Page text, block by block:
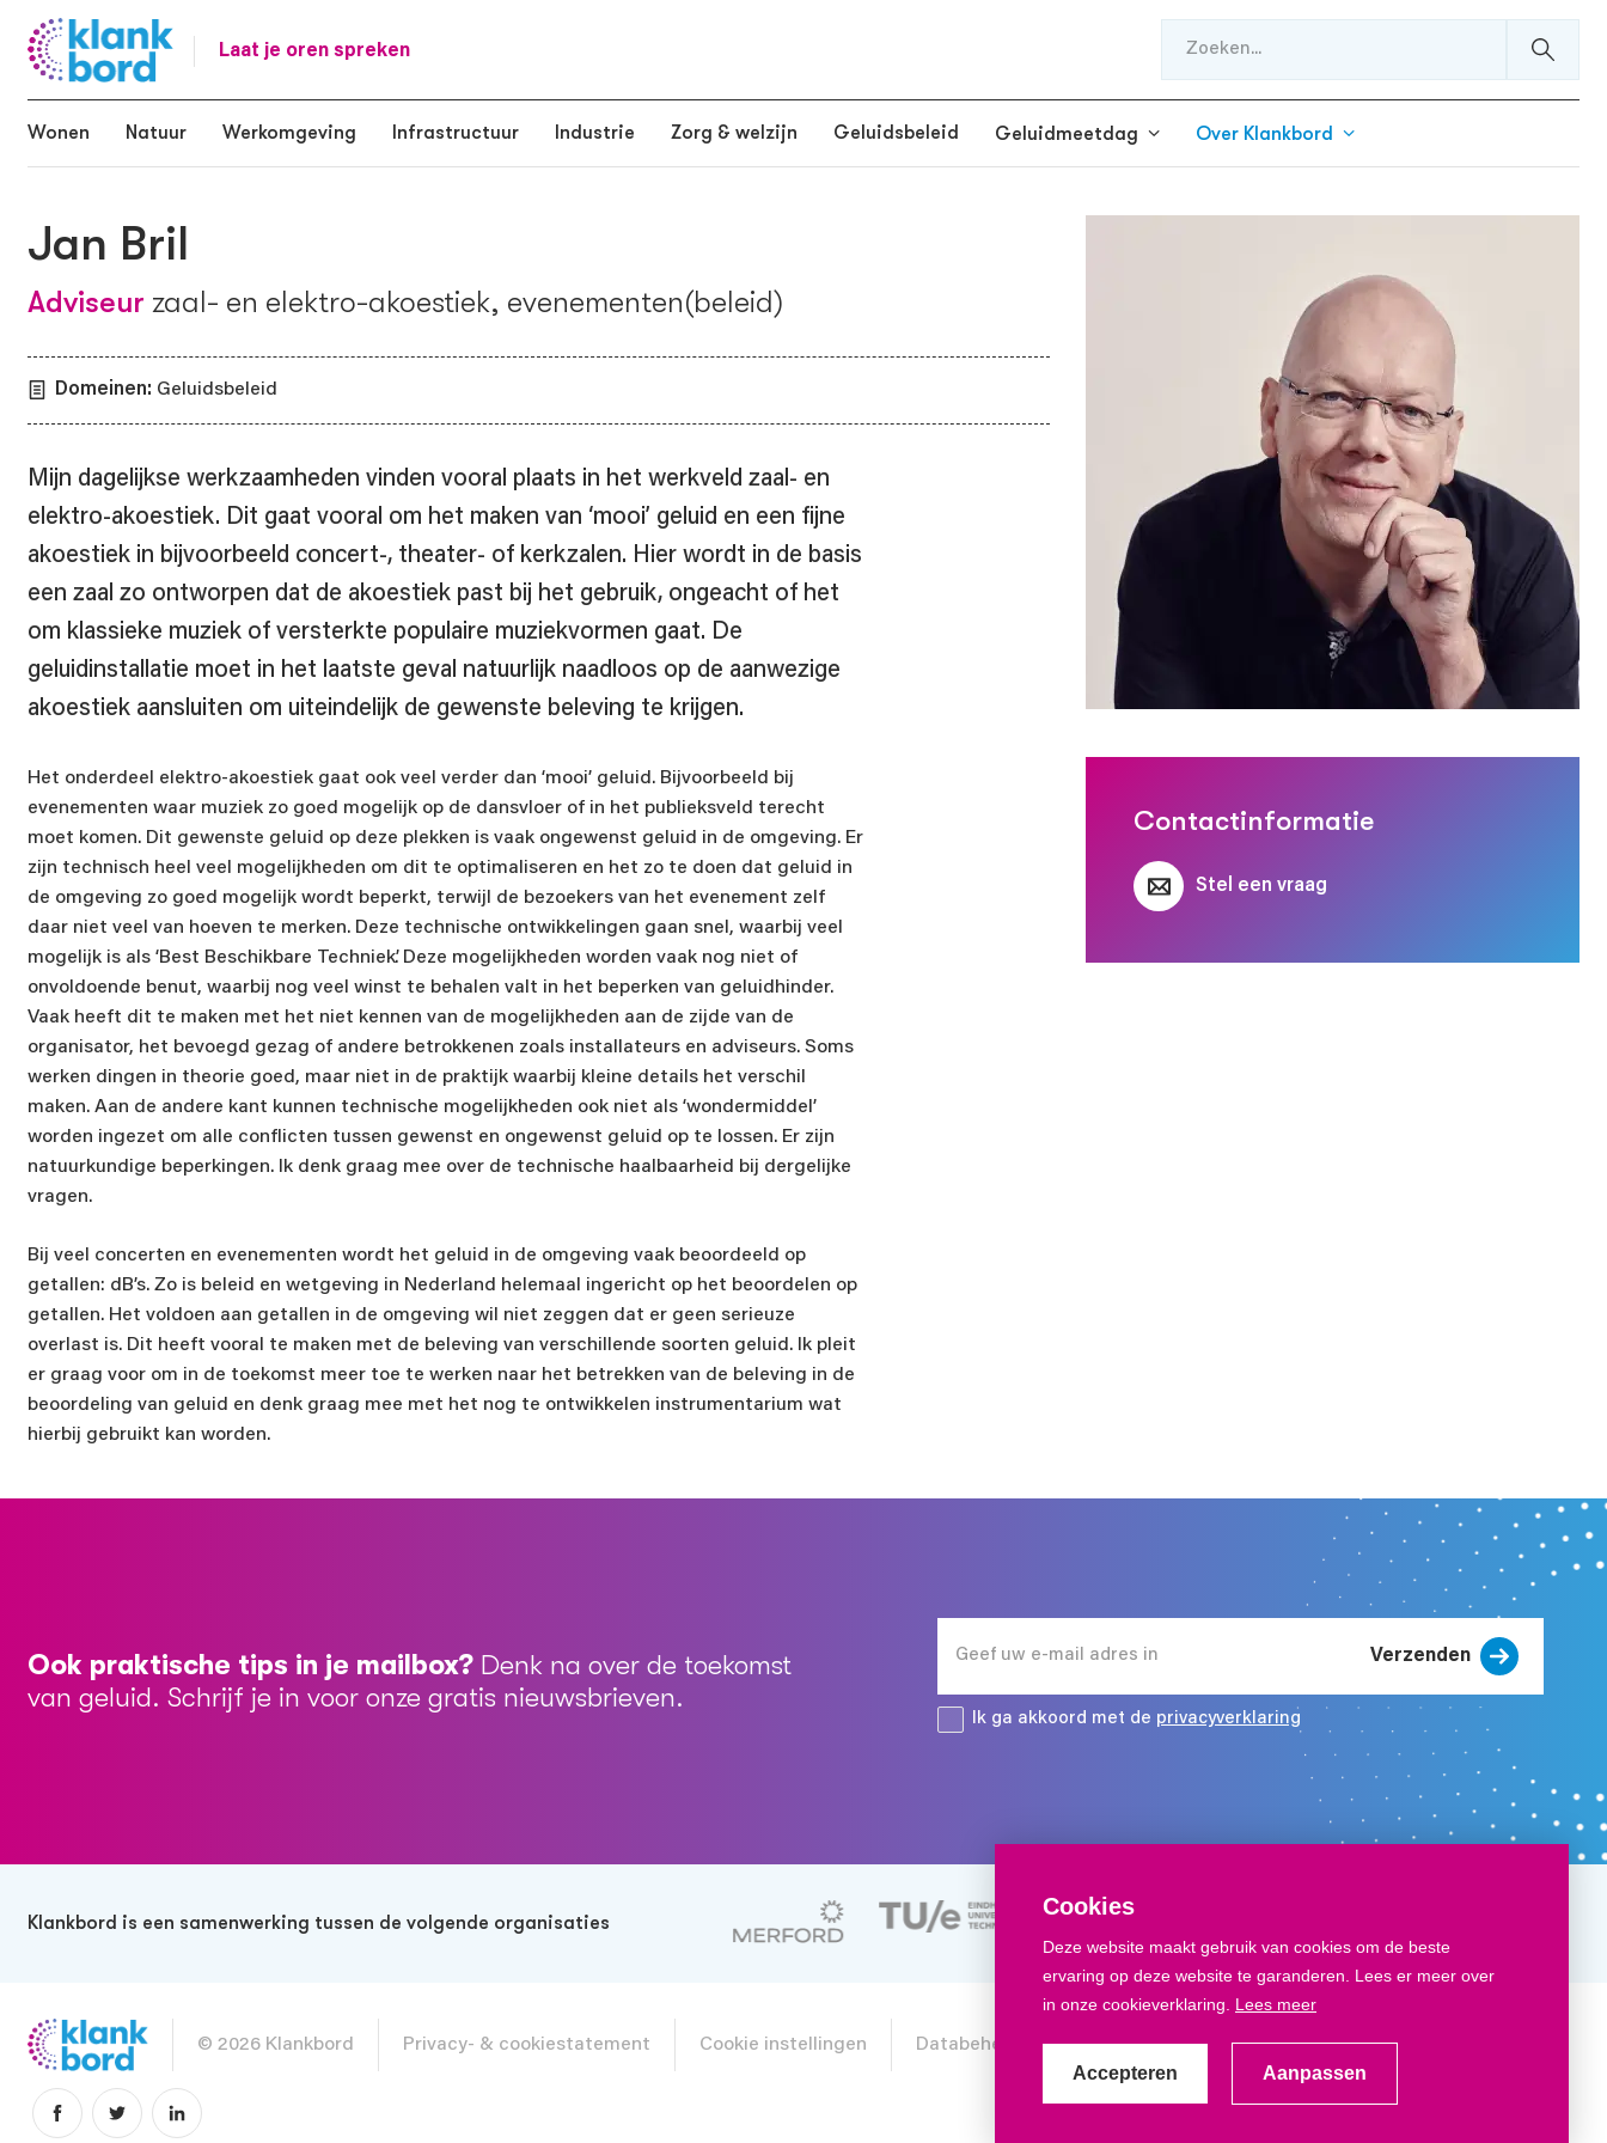
Cookies
Deze website maakt gebruik van cookies om de beste
ervaring op deze website te garanderen. Lees er meer over
in onze cookieverklaring. Lees meer
Accepteren Aanpassen
Laat je oren spreken
Wonen Natuur Werkomgeving Infrastructuur Industrie Zorg & welzijn Geluidsbeleid Geluidmeetdag Over Klankbord
Experts
Klankbord App
Jan Bril
Adviseur zaal- en elektro-akoestiek, evenementen(beleid)
Domeinen: Geluidsbeleid
Mijn dagelijkse werkzaamheden vinden vooral plaats in het werkveld zaal- en
elektro-akoestiek. Dit gaat vooral om het maken van ‘mooi’ geluid en een fijne
akoestiek in bijvoorbeeld concert-, theater- of kerkzalen. Hier wordt in de basis
een zaal zo ontworpen dat de akoestiek past bij het gebruik, ongeacht of het
om klassieke muziek of versterkte populaire muziekvormen gaat. De
geluidinstallatie moet in het laatste geval natuurlijk naadloos op de aanwezige
akoestiek aansluiten om uiteindelijk de gewenste beleving te krijgen.
Het onderdeel elektro-akoestiek gaat ook veel verder dan ‘mooi’ geluid. Bijvoorbeeld bij
evenementen waar muziek zo goed mogelijk op de dansvloer of in het publieksveld terecht
moet komen. Dit gewenste geluid op deze plekken is vaak ongewenst geluid in de omgeving. Er
zijn technisch heel veel mogelijkheden om dit te optimaliseren en het zo te doen dat geluid in
de omgeving zo goed mogelijk wordt beperkt, terwijl de bezoekers van het evenement zelf
daar niet veel van hoeven te merken. Deze technische ontwikkelingen gaan snel, waarbij veel
mogelijk is als ‘Best Beschikbare Techniek’. Deze mogelijkheden worden vaak nog niet of
onvoldoende benut, waarbij nog veel winst te behalen valt in het beperken van geluidhinder.
Vaak heeft dit te maken met het niet kennen van de mogelijkheden aan de zijde van de
organisator, het bevoegd gezag of andere betrokkenen zoals installateurs en adviseurs. Soms
werken dingen in theorie goed, maar niet in de praktijk waarbij kleine details het verschil
maken. Aan de andere kant kunnen technische mogelijkheden ook niet als ‘wondermiddel’
worden ingezet om alle conflicten tussen gewenst en ongewenst geluid op te lossen. Er zijn
natuurkundige beperkingen. Ik denk graag mee over de technische haalbaarheid bij dergelijke
vragen.
Bij veel concerten en evenementen wordt het geluid in de omgeving vaak beoordeeld op
getallen: dB’s. Zo is beleid en wetgeving in Nederland helemaal ingericht op het beoordelen op
getallen. Het voldoen aan getallen in de omgeving wil niet zeggen dat er geen serieuze
overlast is. Dit heeft vooral te maken met de beleving van verschillende soorten geluid. Ik pleit
er graag voor om in de toekomst meer toe te werken naar het betrekken van de beleving in de
beoordeling van geluid en denk graag mee met het nog te ontwikkelen instrumentarium wat
hierbij gebruikt kan worden.
Contactinformatie
Stel een vraag
Stel je vraag aan Jan Bril
Adviseur zaal- en elektro-akoestiek, evenementen(beleid)
Naam
Bedrijfsnaam
E-mailadres
Ik schrijf me in voor de nieuwsbrief
Ik schrijf me niet in voor de nieuwsbrief
Verzenden
Ook praktische tips in je mailbox? Denk na over de toekomst
van geluid. Schrijf je in voor onze gratis nieuwsbrieven.
Verzenden
Ik ga akkoord met de privacyverklaring
Klankbord is een samenwerking tussen de volgende organisaties
© 2026 Klankbord Privacy- & cookiestatement Cookie instellingen Databeheer Klankbord App Veel gestelde vragen